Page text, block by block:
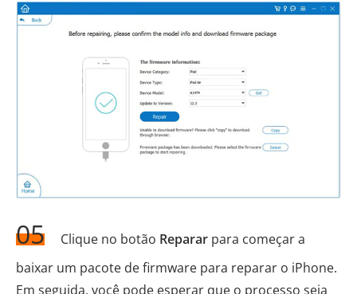
05 Clique no botão Reparar para começar a
baixar um pacote de firmware para reparar o iPhone.
Em seguida, você pode esperar que o processo seja